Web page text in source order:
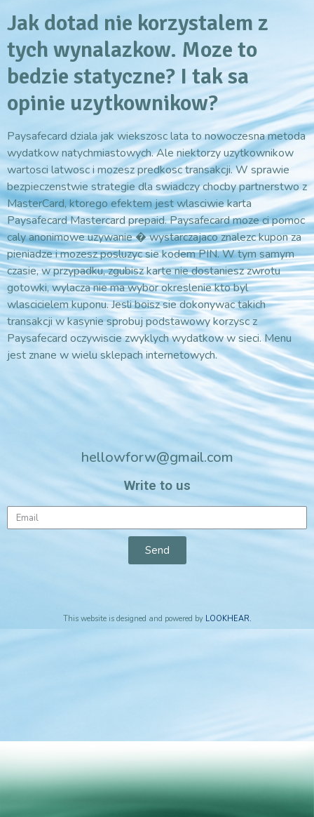
Jak dotad nie korzystalem z
tych wynalazkow. Moze to
bedzie statyczne? I tak sa
opinie uzytkownikow?
Paysafecard dziala jak wiekszosc lata to nowoczesna metoda
wydatkow natychmiastowych. Ale niektorzy uzytkownikow
wartosci latwosc i mozesz predkosc transakcji. W sprawie
bezpieczenstwie strategie dla swiadczy chocby partnerstwo z
MasterCard, ktorego efektem jest wlasciwie karta
Paysafecard Mastercard prepaid. Paysafecard moze ci pomoc
caly anonimowe uzywanie � wystarczajaco znalezc kupon za
pieniadze i mozesz posluzyc sie kodem PIN. W tym samym
czasie, w przypadku, zgubisz karte nie dostaniesz zwrotu
gotowki, wylacza nie ma wybor okreslenie kto byl
wlascicielem kuponu. Jesli boisz sie dokonywac takich
transakcji w kasynie sprobuj podstawowy korzysc z
Paysafecard oczywiscie zwyklych wydatkow w sieci. Menu
jest znane w wielu sklepach internetowych.
hellowforw@gmail.com
Write to us
Send
This website is designed and powered byLOOKHEAR.